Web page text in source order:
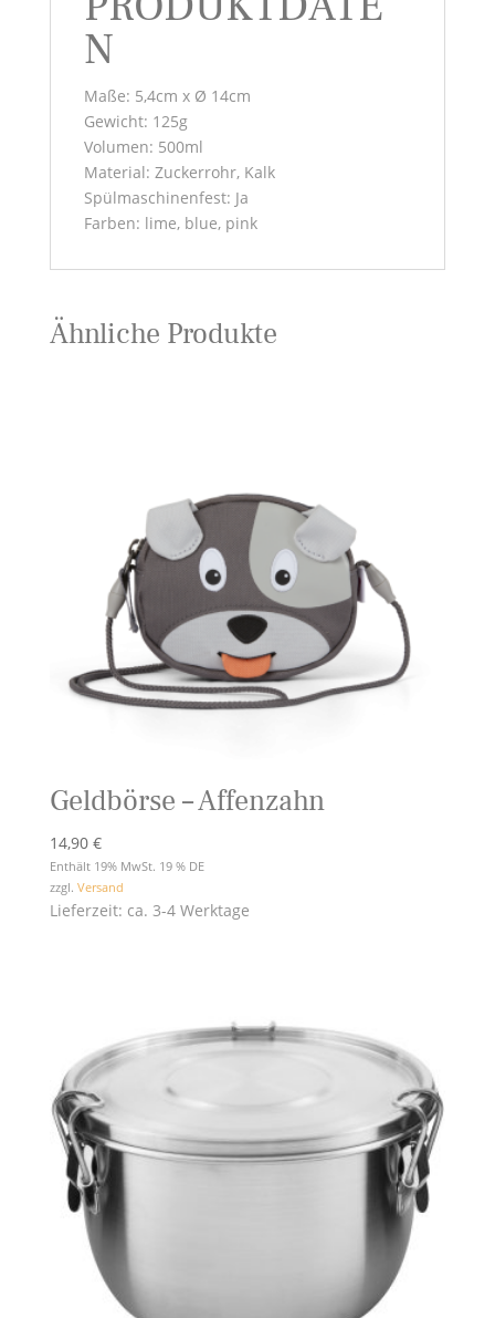
N
Maße: 5,4cm x Ø 14cm
Gewicht: 125g
Volumen: 500ml
Material: Zuckerrohr, Kalk
Spülmaschinenfest: Ja
Farben: lime, blue, pink
Ähnliche Produkte
Geldbörse – Affenzahn
14,90 €
Enthält 19% MwSt. 19 % DE
zzgl. Versand
Lieferzeit: ca. 3-4 Werktage